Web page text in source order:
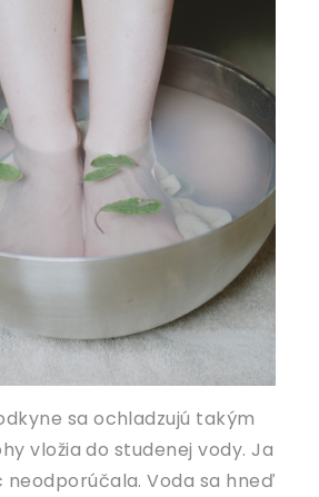
sa ochladzujú takým
vložia do studenej vody. Ja
Voda sa hneď